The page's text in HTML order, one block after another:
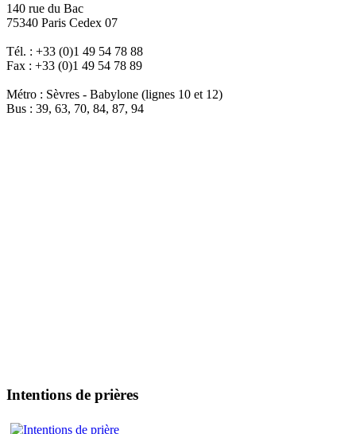
140 rue du Bac
75340 Paris Cedex 07
Tél. : +33 (0)1 49 54 78 88
Fax : +33 (0)1 49 54 78 89
Métro : Sèvres - Babylone (lignes 10 et 12)
Bus : 39, 63, 70, 84, 87, 94
Intentions de prières